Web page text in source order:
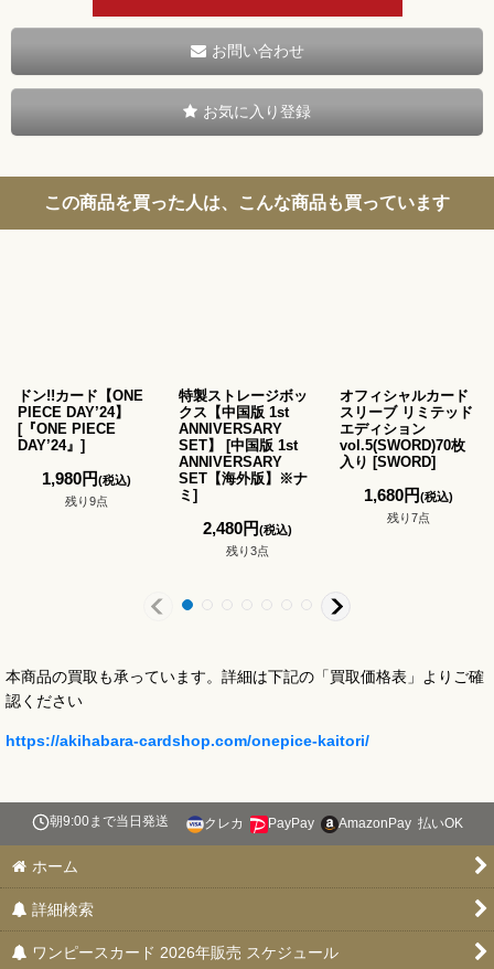
お問い合わせ
お気に入り登録
この商品を買った人は、こんな商品も買っています
ドン!!カード【ONE
PIECE DAY’24】
[『ONE PIECE
DAY’24』 ]
1,980円(税込)
残り9点
特製ストレージボッ
クス【中国版 1st
ANNIVERSARY
SET】
[中国版 1st
ANNIVERSARY
SET【海外版】※ナ
ミ ]
2,480円(税込)
残り3点
オフィシャルカード
スリーブ リミテッド
エディション
vol.5(SWORD)70枚
入り [SWORD]
1,680円(税込)
残り7点
本商品の買取も承っています。詳細は下記の「買取価格表」よりご確
認ください
https://akihabara-cardshop.com/onepice-kaitori/
朝9:00まで当日発送 クレカ PayPay AmazonPay 払いOK
ホーム
詳細検索
ワンピースカード 2026年販売 スケジュール